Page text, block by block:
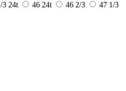
3 24t 46 24t 46 2/3
47 1/3